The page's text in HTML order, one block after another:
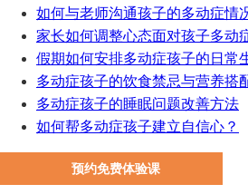
如何与老师沟通孩子的多动症情
家长如何调整心态面对孩子多动
假期如何安排多动症孩子的日常
多动症孩子的饮食禁忌与营养搭
多动症孩子的睡眠问题改善方法
如何帮多动症孩子建立自信心？
预约免费体验课